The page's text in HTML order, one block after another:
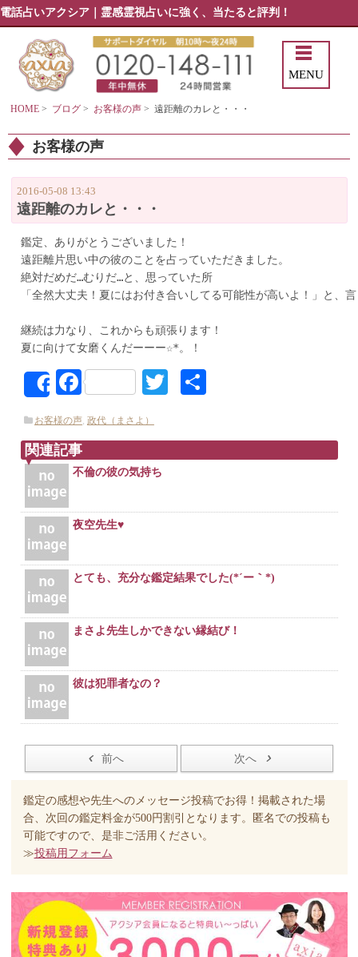
電話占いアクシア｜霊感霊視占いに強く、当たると評判！
MENU
HOME > ブログ > お客様の声 > 遠距離のカレと・・・
お客様の声
2016-05-08 13:43
遠距離のカレと・・・
鑑定、ありがとうございました！
遠距離片思い中の彼のことを占っていただきました。
絶対だめだ…むりだ…と、思っていた所
「全然大丈夫！夏にはお付き合いしてる可能性が高いよ！」と
継続は力なり、これからも頑張ります！
夏に向けて女磨くんだーーー☆*。！
ShareFacebook Twitter
お客様の声, 政代（まさよ）
関連記事
不倫の彼の気持ち
夜空先生♥
とても、充分な鑑定結果でした(*´ー｀*)
まさよ先生しかできない縁結び！
彼は犯罪者なの？
前へ 次へ
鑑定の感想や先生へのメッセージ投稿でお得！掲載された場
合、次回の鑑定料金が500円割引となります。匿名での投稿も
可能ですので、是非ご活用ください。
≫投稿用フォーム